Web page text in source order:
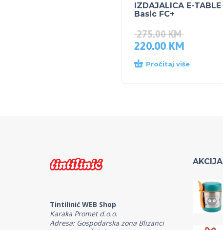
IZDAJALICA E-TABLE
Basic FC+
275.00KM
220.00 KM
Pročitaj više
Tintilinić WEB Shop
Karaka Promet d.o.o.
Adresa: Gospodarska zona Blizanci
AKCIJA